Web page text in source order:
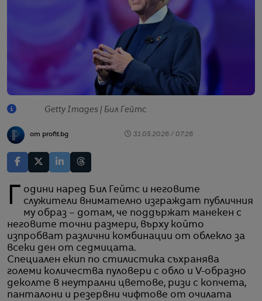
Getty Images | Бил Гейтс
от profit.bg 31.05.2026 / 07:26
Години наред Бил Гейтс и неговите
служители внимателно изграждат публичния
му образ – дотам, че поддържат манекен с
неговите точни размери, върху който
изпробват различни комбинации от облекло за
всеки ден от седмицата.
Специален екип по стилистика съхранява
големи количества пуловери с обло и V-образно
деколте в неутрални цветове, ризи с копчета,
панталони и резервни чифтове от очилата